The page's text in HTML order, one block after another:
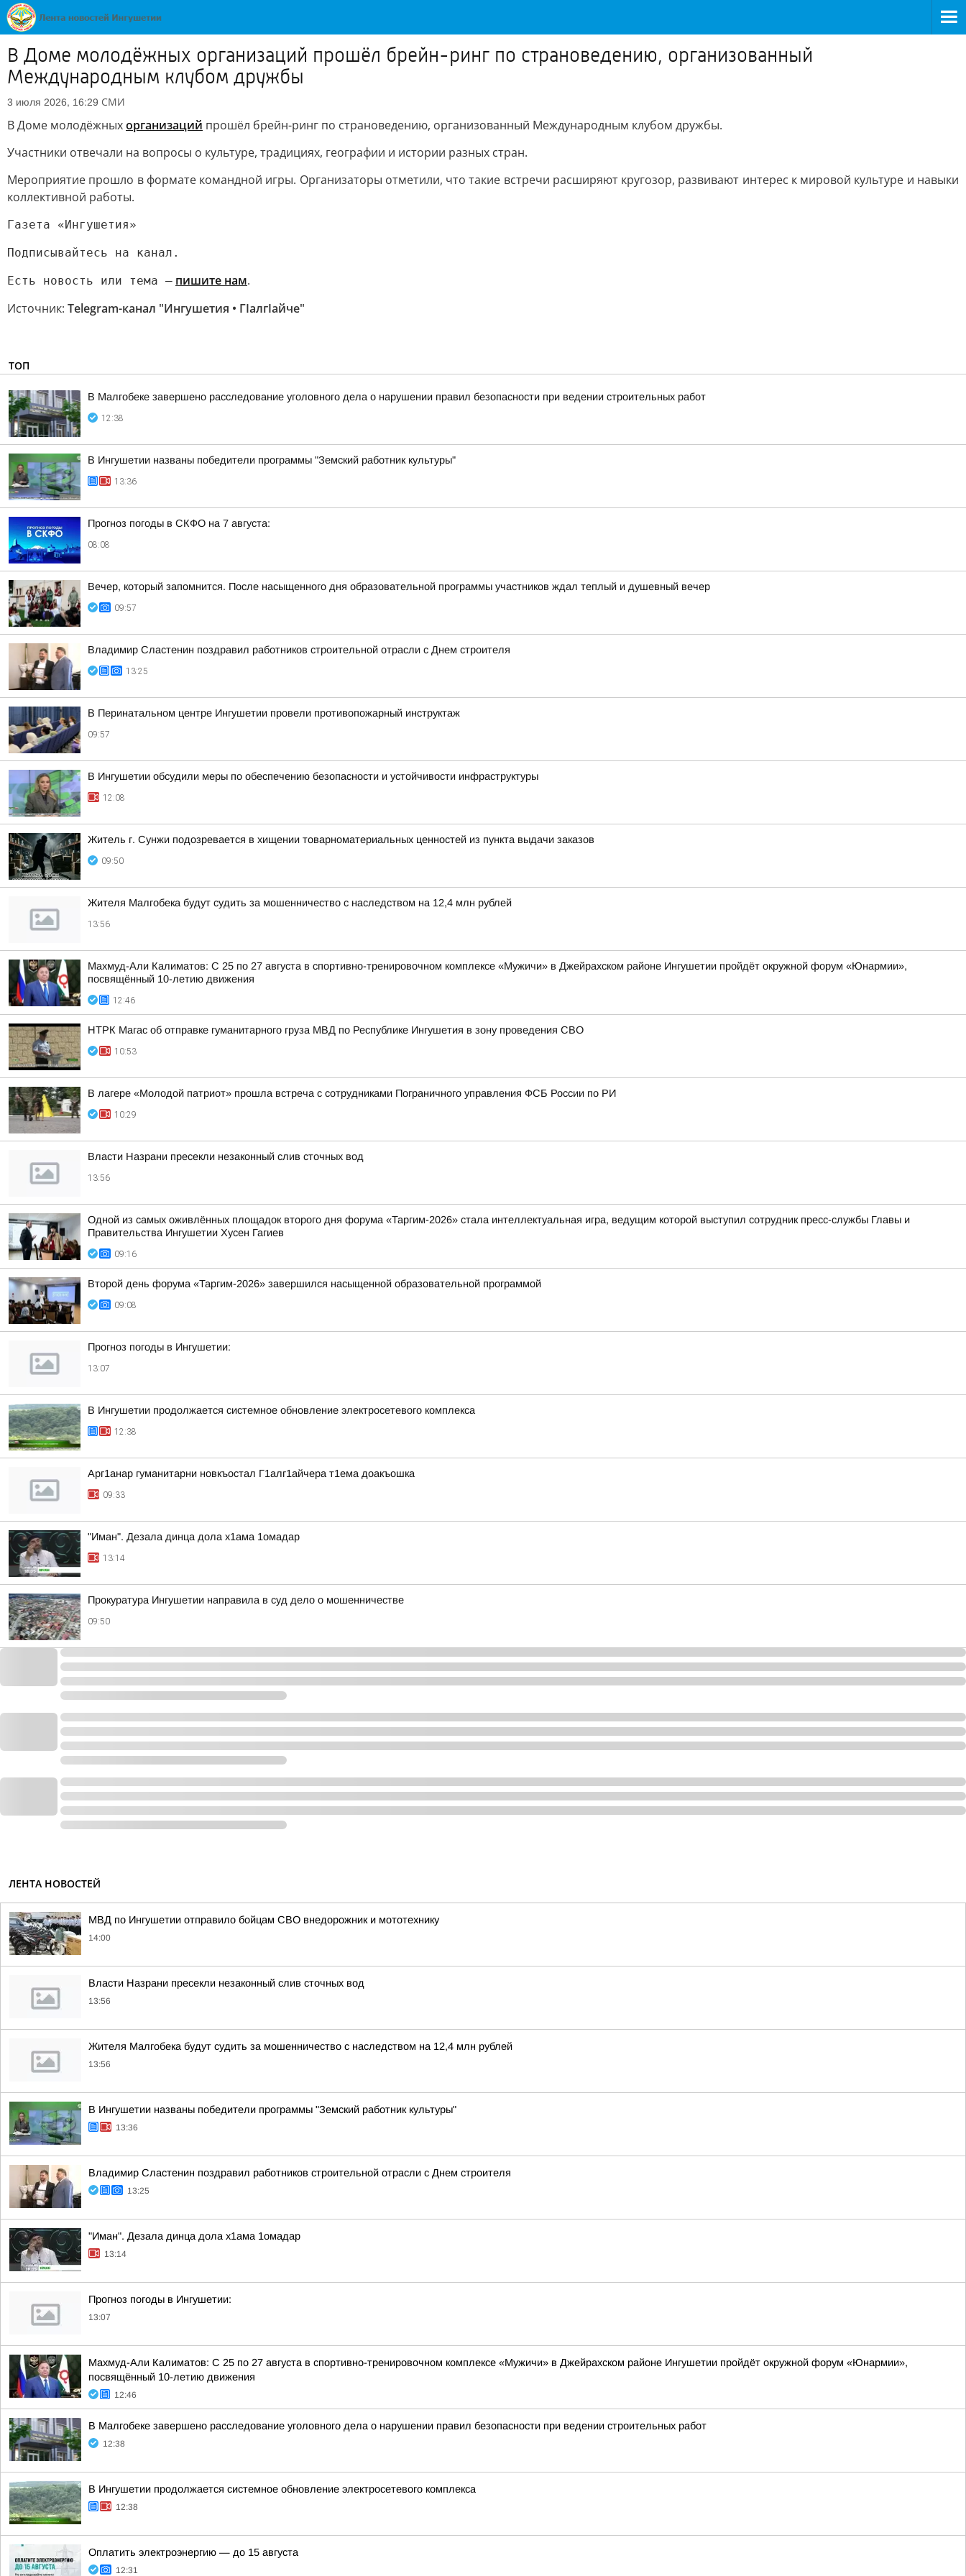
В Доме молодёжных организаций прошёл брейн-ринг по страноведению, организованный
Международным клубом дружбы
3 июля 2026, 16:29 СМИ
В Доме молодёжныхорганизаций прошёл брейн-ринг по страноведению, организованный Международным клубом дружбы.
Участники отвечали на вопросы о культуре, традициях, географии и истории разных стран.
Мероприятие прошло в формате командной игры. Организаторы отметили, что такие встречи расширяют кругозор, развивают интерес к мировой культуре и навыки
коллективной работы.
Газета «Ингушетия»
Подписывайтесь на канал.
Есть новость или тема — пишите нам.
Источник: Telegram-канал "Ингушетия • ГIалгIайче"
ТОП
В Малгобеке завершено расследование уголовного дела о нарушении правил безопасности при ведении строительных работ
12:38
В Ингушетии названы победители программы "Земский работник культуры"
13:36
Прогноз погоды в СКФО на 7 августа:
08:08
Вечер, который запомнится. После насыщенного дня образовательной программы участников ждал теплый и душевный вечер
09:57
Владимир Сластенин поздравил работников строительной отрасли с Днем строителя
13:25
В Перинатальном центре Ингушетии провели противопожарный инструктаж
09:57
В Ингушетии обсудили меры по обеспечению безопасности и устойчивости инфраструктуры
12:08
Житель г. Сунжи подозревается в хищении товарноматериальных ценностей из пункта выдачи заказов
09:50
Жителя Малгобека будут судить за мошенничество с наследством на 12,4 млн рублей
13:56
Махмуд-Али Калиматов: С 25 по 27 августа в спортивно-тренировочном комплексе «Мужичи» в Джейрахском районе Ингушетии пройдёт окружной форум «Юнармии»,
посвящённый 10-летию движения
12:46
НТРК Магас об отправке гуманитарного груза МВД по Республике Ингушетия в зону проведения СВО
10:53
В лагере «Молодой патриот» прошла встреча с сотрудниками Пограничного управления ФСБ России по РИ
10:29
Власти Назрани пресекли незаконный слив сточных вод
13:56
Одной из самых оживлённых площадок второго дня форума «Таргим-2026» стала интеллектуальная игра, ведущим которой выступил сотрудник пресс-службы Главы и
Правительства Ингушетии Хусен Гагиев
09:16
Второй день форума «Таргим-2026» завершился насыщенной образовательной программой
09:08
Прогноз погоды в Ингушетии:
13:07
В Ингушетии продолжается системное обновление электросетевого комплекса
12:38
Арг1анар гуманитарни новкъостал Г1алг1айчера т1ема доакъошка
09:33
"Иман". Дезала динца дола х1ама 1омадар
13:14
Прокуратура Ингушетии направила в суд дело о мошенничестве
09:50
ЛЕНТА НОВОСТЕЙ
МВД по Ингушетии отправило бойцам СВО внедорожник и мототехнику
14:00
Власти Назрани пресекли незаконный слив сточных вод
13:56
Жителя Малгобека будут судить за мошенничество с наследством на 12,4 млн рублей
13:56
В Ингушетии названы победители программы "Земский работник культуры"
13:36
Владимир Сластенин поздравил работников строительной отрасли с Днем строителя
13:25
"Иман". Дезала динца дола х1ама 1омадар
13:14
Прогноз погоды в Ингушетии:
13:07
Махмуд-Али Калиматов: С 25 по 27 августа в спортивно-тренировочном комплексе «Мужичи» в Джейрахском районе Ингушетии пройдёт окружной форум «Юнармии»,
посвящённый 10-летию движения
12:46
В Малгобеке завершено расследование уголовного дела о нарушении правил безопасности при ведении строительных работ
12:38
В Ингушетии продолжается системное обновление электросетевого комплекса
12:38
Оплатить электроэнергию — до 15 августа
12:31